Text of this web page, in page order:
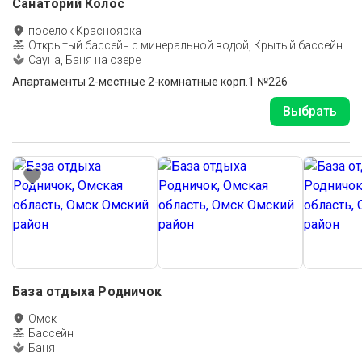
Санаторий Колос
поселок Красноярка
Открытый бассейн с минеральной водой, Крытый бассейн
Сауна, Баня на озере
Апартаменты 2-местные 2-комнатные корп.1 №226
Выбрать
База отдыха Родничок
Омск
Бассейн
Баня